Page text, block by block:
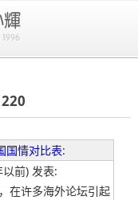
国情对比表:
前) 发表:
在许多海外论坛引起